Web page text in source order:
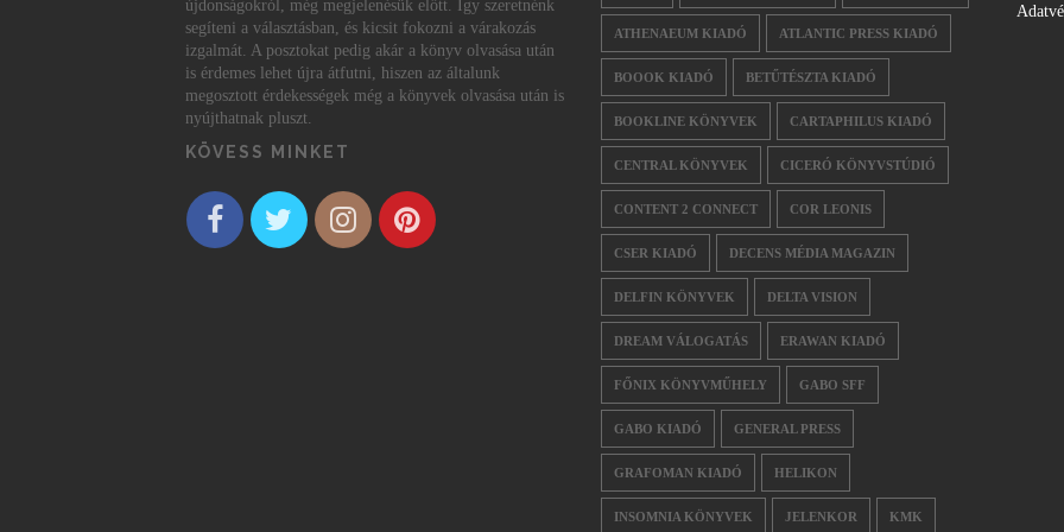
újdonságokról, még megjelenésük előtt. Így szeretnénk
segíteni a választásban, és kicsit fokozni a várakozás
izgalmát. A posztokat pedig akár a könyv olvasása után
is érdemes lehet újra átfutni, hiszen az általunk
megosztott érdekességek még a könyvek olvasása után is
nyújthatnak pluszt.
KÖVESS MINKET
ATHENAEUM KIADÓ ATLANTIC PRESS KIADÓ
BOOOK KIADÓ BETŰTÉSZTA KIADÓ
BOOKLINE KÖNYVEK CARTAPHILUS KIADÓ
CENTRAL KÖNYVEK CICERÓ KÖNYVSTÚDIÓ
CONTENT 2 CONNECT COR LEONIS
CSER KIADÓ DECENS MÉDIA MAGAZIN
DELFIN KÖNYVEK DELTA VISION
DREAM VÁLOGATÁS ERAWAN KIADÓ
FŐNIX KÖNYVMŰHELY GABO SFF
GABO KIADÓ GENERAL PRESS
GRAFOMAN KIADÓ HELIKON
INSOMNIA KÖNYVEK JELENKOR KMK